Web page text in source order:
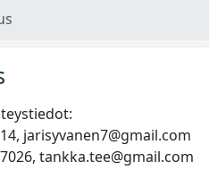
jarisyvanen7@gmail.com
tankka.tee@gmail.com